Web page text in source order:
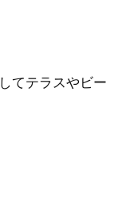
てテラスやビー